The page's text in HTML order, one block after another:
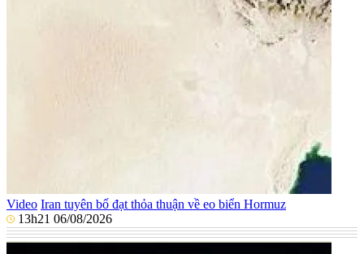
Video Iran tuyên bố đạt thỏa thuận về eo biển Hormuz
13h21 06/08/2026